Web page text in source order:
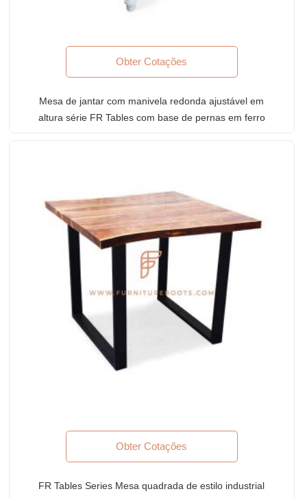
Obter Cotações
Mesa de jantar com manivela redonda ajustável em
altura série FR Tables com base de pernas em ferro
Obter Cotações
FR Tables Series Mesa quadrada de estilo industrial